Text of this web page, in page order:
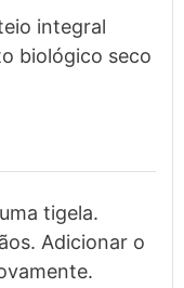
integral
biológico seco
tigela.
Adicionar o